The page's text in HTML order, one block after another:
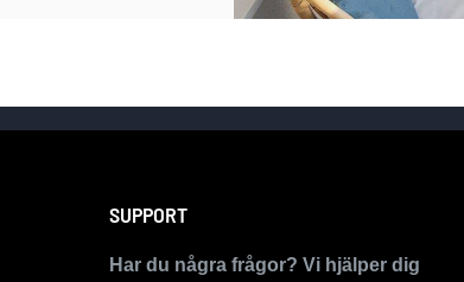
SUPPORT
Har du några frågor? Vi hjälper dig